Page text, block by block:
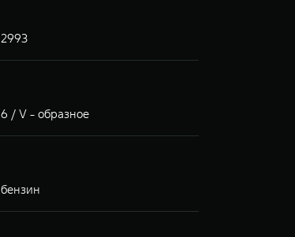
2993
6 / V - образное
бензин